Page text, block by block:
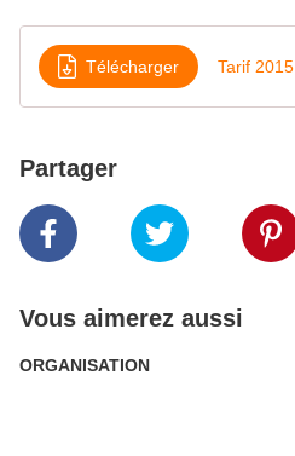
Télécharger Tarif 2015
Partager
Vous aimerez aussi
ORGANISATION